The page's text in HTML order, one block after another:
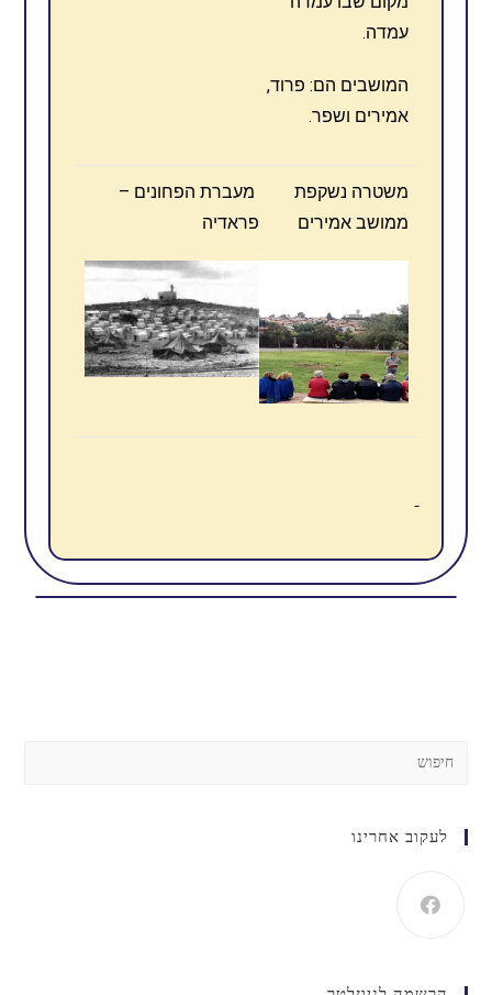
עמדה.
המושבים הם: פרוד,
אמירים ושפר.
משטרה נשקפת
ממושב אמירים
מעברת הפחונים –
פראדיה
לעקוב אחרינו